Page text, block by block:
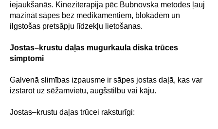
iejaukšanās. Kineziterapija pēc Bubnovska metodes ļauj
mazināt sāpes bez medikamentiem, blokādēm un
ilgstošas pretsāpju līdzekļu lietošanas.
Jostas–krustu daļas mugurkaula diska trūces
simptomi
Galvenā slimības izpausme ir sāpes jostas daļā, kas var
izstarot uz sēžamvietu, augšstilbu vai kāju.
Jostas–krustu daļas trūcei raksturīgi: